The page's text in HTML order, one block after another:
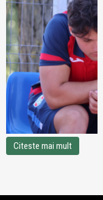
Citeste mai mult